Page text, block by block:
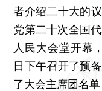
者介绍二十大的
党第二十次全国
人民大会堂开幕
日下午召开了预
了大会主席团名